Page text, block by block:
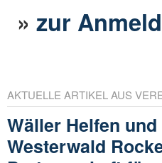
»zur
AKTUELLE ARTIKEL AUS
Wäller Helfen und
Westerwald